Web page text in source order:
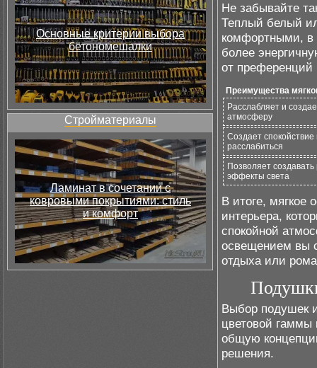
Основные критерии выбора
бетономешалки
Стройматериалы
Ламинат в сочетании с
ковровыми покрытиями: стиль
и комфорт
Не забывайте
Теплый белый
комфортными, в
более
от преференций
Преимущества
Расслабляет и
атмосферу
Создает спокойствие
расслабиться
Позволяет
эффекты света
В итоге, мягкое
интерьера,
спокойной
освещением вы
отдыха или
Выбор подушек
цветовой
общую
решения.